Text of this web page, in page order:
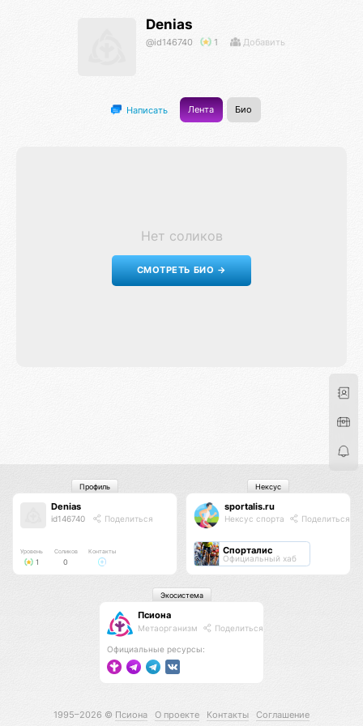
Denias
@id146740 1 Добавить
Написать Лента Био
Нет соликов
СМОТРЕТЬ БИО →
Denias
id146740 Поделиться
Уровень
1
Соликов
0
Контакты
Профиль
sportalis.ru
Нексус спорта Поделиться
Спорталис
Официальный хаб
Нексус
Псиона
Метаорганизм Поделиться
Официальные ресурсы:
Экосистема
1995–2026 © Псиона О проекте Контакты Соглашение